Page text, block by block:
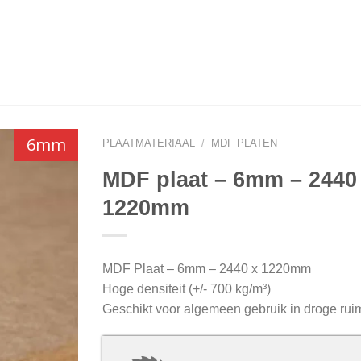
6mm PLAATMATERIAAL / MDF PLATEN
MDF plaat – 6mm –
1220mm
MDF Plaat – 6mm – 2440 x 1220mm
Hoge densiteit (+/- 700 kg/m³)
Geschikt voor algemeen gebruik in droge